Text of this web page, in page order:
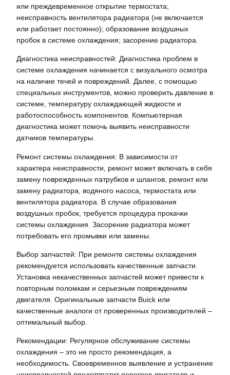
или преждевременное открытие термостата;
неисправность вентилятора радиатора (не включается
или работает постоянно); образование воздушных
пробок в системе охлаждения; засорение радиатора.
Диагностика неисправностей: Диагностика проблем в
системе охлаждения начинается с визуального осмотра
на наличие течей и повреждений. Далее, с помощью
специальных инструментов, можно проверить давление в
системе, температуру охлаждающей жидкости и
работоспособность компонентов. Компьютерная
диагностика может помочь выявить неисправности
датчиков температуры.
Ремонт системы охлаждения: В зависимости от
характера неисправности, ремонт может включать в себя
замену поврежденных патрубков и шлангов, ремонт или
замену радиатора, водяного насоса, термостата или
вентилятора радиатора. В случае образования
воздушных пробок, требуется процедура прокачки
системы охлаждения. Засорение радиатора может
потребовать его промывки или замены.
Выбор запчастей: При ремонте системы охлаждения
рекомендуется использовать качественные запчасти.
Установка некачественных запчастей может привести к
повторным поломкам и серьезным повреждениям
двигателя. Оригинальные запчасти Buick или
качественные аналоги от проверенных производителей –
оптимальный выбор.
Рекомендации: Регулярное обслуживание системы
охлаждения – это не просто рекомендация, а
необходимость. Своевременное выявление и устранение